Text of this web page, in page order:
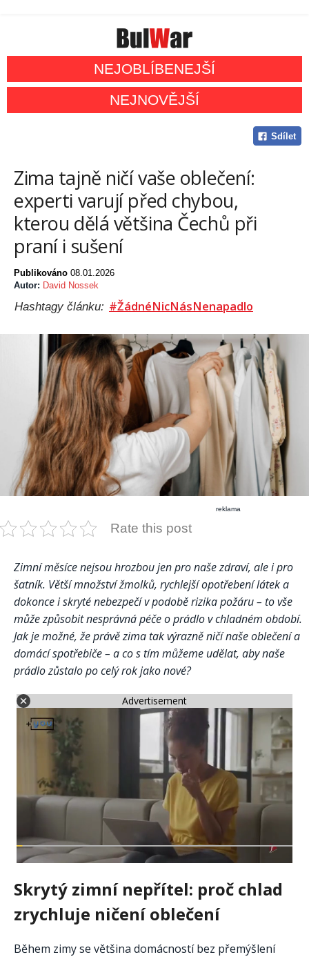
NEJOBLÍBENEJŠÍ
NEJNOVĚJŠÍ
Sdílet
Zima tajně ničí vaše oblečení:
experti varují před chybou,
kterou dělá většina Čechů při
praní i sušení
Publikováno 08.01.2026
Autor: David Nossek
Hashtagy článku: #ŽádnéNicNásNenapadlo
reklama
Rate this post
Zimní měsíce nejsou hrozbou jen pro naše zdraví, ale i pro
šatník. Větší množství žmolků, rychlejší opotřebení látek a
dokonce i skryté nebezpečí v podobě rizika požáru – to vše
může způsobit nesprávná péče o prádlo v chladném období.
Jak je možné, že právě zima tak výrazně ničí naše oblečení a
domácí spotřebiče – a co s tím můžeme udělat, aby naše
prádlo zůstalo po celý rok jako nové?
Advertisement
Skrytý zimní nepřítel: proč chlad
zrychluje ničení oblečení
Během zimy se většina domácností bez přemýšlení